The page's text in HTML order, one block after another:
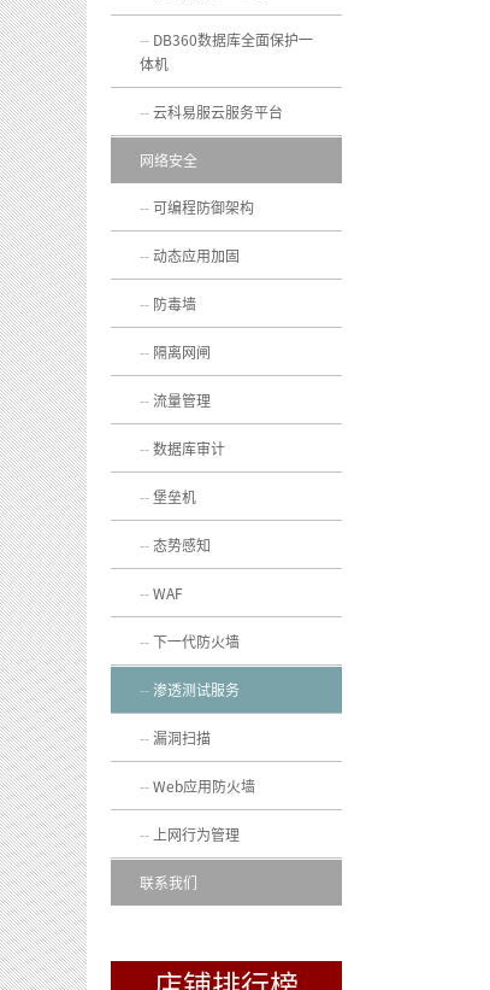
DB360数据库全面保护一
体机
云科易服云服务平台
网络安全
可编程防御架构
动态应用加固
防毒墙
隔离网闸
流量管理
数据库审计
堡垒机
态势感知
WAF
下一代防火墙
渗透测试服务
漏洞扫描
Web应用防火墙
上网行为管理
联系我们